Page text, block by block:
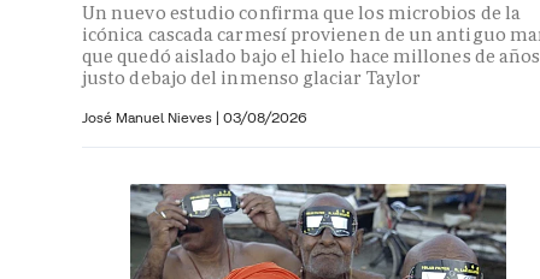
Un nuevo estudio confirma que los microbios de la
icónica cascada carmesí provienen de un antiguo
que quedó aislado bajo el hielo hace millones de años
justo debajo del inmenso glaciar Taylor
José Manuel Nieves | 03/08/2026